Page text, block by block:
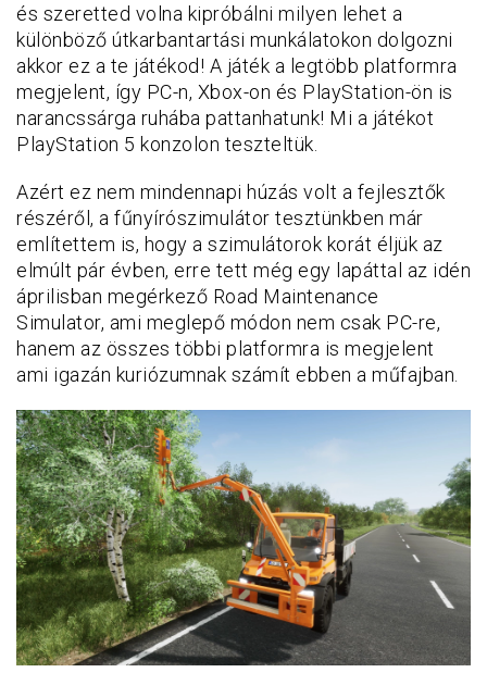
és szeretted volna kipróbálni milyen lehet a
különböző útkarbantartási munkálatokon dolgozni
akkor ez a te játékod! A játék a legtöbb platformra
megjelent, így PC-n, Xbox-on és PlayStation-ön is
narancssárga ruhába pattanhatunk! Mi a játékot
PlayStation 5 konzolon teszteltük.
Azért ez nem mindennapi húzás volt a fejlesztők
részéről, a fűnyírószimulátor tesztünkben már
említettem is, hogy a szimulátorok korát éljük az
elmúlt pár évben, erre tett még egy lapáttal az idén
áprilisban megérkező Road Maintenance
Simulator, ami meglepő módon nem csak PC-re,
hanem az összes többi platformra is megjelent
ami igazán kuriózumnak számít ebben a műfajban.